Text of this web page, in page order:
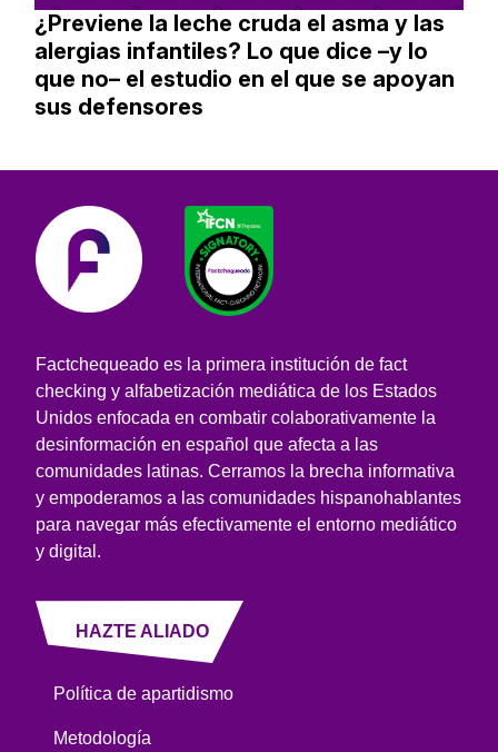
¿Previene la leche cruda el asma y las
alergias infantiles? Lo que dice –y lo
que no– el estudio en el que se apoyan
sus defensores
Factchequeado es la primera institución de fact
checking y alfabetización mediática de los Estados
Unidos enfocada en combatir colaborativamente la
desinformación en español que afecta a las
comunidades latinas. Cerramos la brecha informativa
y empoderamos a las comunidades hispanohablantes
para navegar más efectivamente el entorno mediático
y digital.
HAZTE ALIADO
Política de apartidismo
Metodología